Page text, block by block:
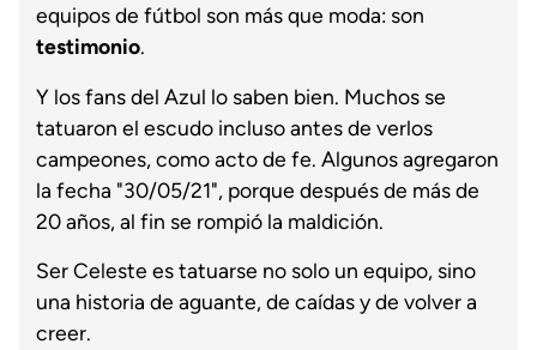
equipos de fútbol son más que moda: son
testimonio.
Y los fans del Azul lo saben bien. Muchos se
tatuaron el escudo incluso antes de verlos
campeones, como acto de fe. Algunos agregaron
la fecha "30/05/21", porque después de más de
20 años, al fin se rompió la maldición.
Ser Celeste es tatuarse no solo un equipo, sino
una historia de aguante, de caídas y de volver a
creer.